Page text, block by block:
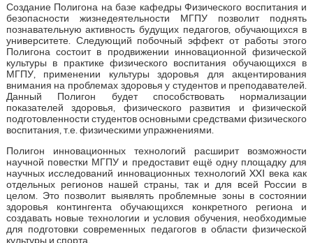
Создание Полигона на базе кафедры Физического воспитания и
безопасности жизнедеятельности МГПУ позволит поднять
познавательную активность будущих педагогов, обучающихся в
университете. Следующий побочный эффект от работы этого
Полигона состоит в продвижении инновационной физической
культуры в практике физического воспитания обучающихся в
МГПУ, применении культуры здоровья для акцентирования
внимания на проблемах здоровья у студентов и преподавателей.
Данный Полигон будет способствовать нормализации
показателей здоровья, физического развития и физической
подготовленности студентов основными средствами физического
воспитания, т.е. физическими упражнениями.
Полигон инновационных технологий расширит возможности
научной повестки МГПУ и предоставит ещё одну площадку для
научных исследований инновационных технологий XXI века как
отдельных регионов нашей страны, так и для всей России в
целом. Это позволит выявлять проблемные зоны в состоянии
здоровья контингента обучающихся конкретного региона и
создавать новые технологии и условия обучения, необходимые
для подготовки современных педагогов в области физической
культуры и спорта.